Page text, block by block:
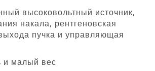
высоковольтный источник,
накала, рентгеновская
пучка и управляющая
и малый вес